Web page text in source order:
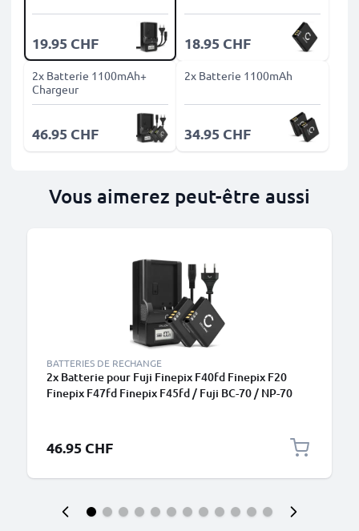
19.95 CHF 18.95 CHF
2x Batterie 1100mAh+
Chargeur
46.95 CHF
2x Batterie 1100mAh
34.95 CHF
Vous aimerez peut-être aussi
BATTERIES DE RECHANGE
2x Batterie pour Fuji Finepix F40fd Finepix F20
Finepix F47fd Finepix F45fd / Fuji BC-70 / NP-70
46.95 CHF